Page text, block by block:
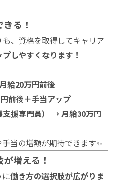
る！
、資格を取得してキャリア
しやすくなります！
給20万円前後
前後＋手当アップ
支援専門員） → 月給30万円
当の増額が期待できます✨
増える！
に働き方の選択肢が広がりま